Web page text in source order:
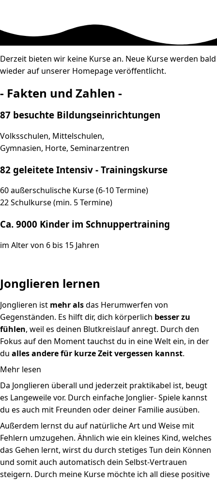
Derzeit bieten wir keine Kurse an. Neue Kurse werden bald
wieder auf unserer Homepage veröffentlicht.
- Fakten und Zahlen -
87 besuchte Bildungseinrichtungen
Volksschulen, Mittelschulen,
Gymnasien, Horte, Seminarzentren
82 geleitete Intensiv - Trainingskurse
60 außerschulische Kurse (6-10 Termine)
22 Schulkurse (min. 5 Termine)
Ca. 9000 Kinder im Schnuppertraining
im Alter von 6 bis 15 Jahren
Jonglieren lernen
Jonglieren ist mehr alsdas Herumwerfen von
Gegenständen. Es hilft dir, dich körperlich besser zu
fühlen, weil es deinen Blutkreislauf anregt. Durch den
Fokus auf den Moment tauchst du in eine Welt ein, in der
du alles andere für kurze Zeit vergessen kannst.
Mehr lesen
Da Jonglieren überall und jederzeit praktikabel ist, beugt
es Langeweile vor. Durch einfache Jonglier- Spiele kannst
du es auch mit Freunden oder deiner Familie ausüben.
Außerdem lernst du auf natürliche Art und Weise mit
Fehlern umzugehen. Ähnlich wie ein kleines Kind, welches
das Gehen lernt, wirst du durch stetiges Tun dein Können
und somit auch automatisch dein Selbst-Vertrauen
steigern. Durch meine Kurse möchte ich all diese positive